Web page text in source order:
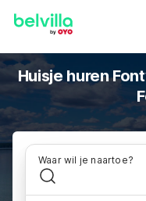
Huisje huren
Waar wil je naartoe?